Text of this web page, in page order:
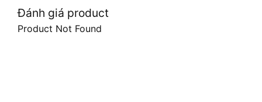
Đánh giá product
Product Not Found